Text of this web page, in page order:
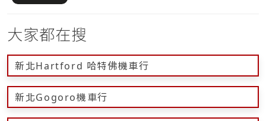
大家都在搜
新北Hartford 哈特佛機車行
新北Gogoro機車行